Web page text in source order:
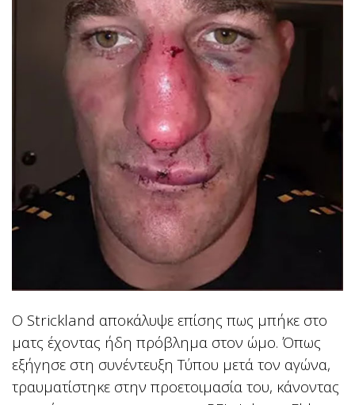
Ο Strickland αποκάλυψε επίσης πως μπήκε στο
ματς έχοντας ήδη πρόβλημα στον ώμο. Όπως
εξήγησε στη συνέντευξη Τύπου μετά τον αγώνα,
τραυματίστηκε στην προετοιμασία του, κάνοντας